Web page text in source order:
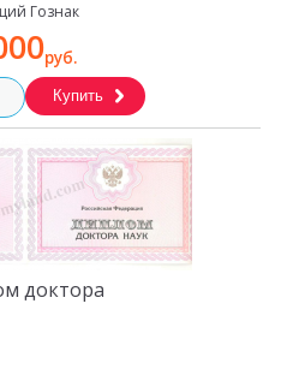
Гознак
руб.
Купить
доктора